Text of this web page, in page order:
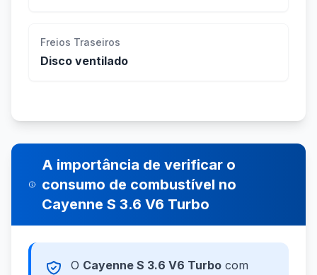
Freios Traseiros
Disco ventilado
A importância de verificar o
consumo de combustível no
Cayenne S 3.6 V6 Turbo
O Cayenne S 3.6 V6 Turbo com